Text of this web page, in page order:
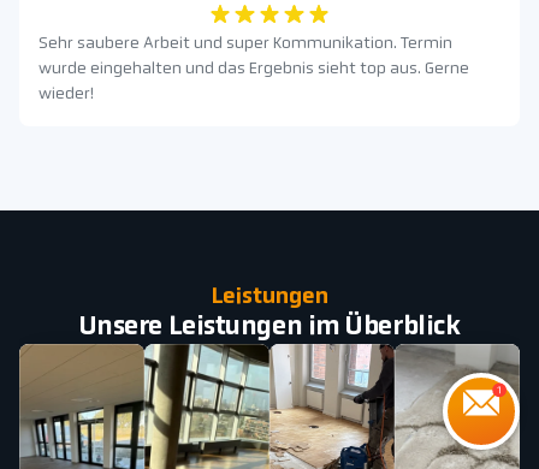
Sehr saubere Arbeit und super Kommunikation. Termin
wurde eingehalten und das Ergebnis sieht top aus. Gerne
wieder!
Leistungen
Unsere Leistungen im Überblick